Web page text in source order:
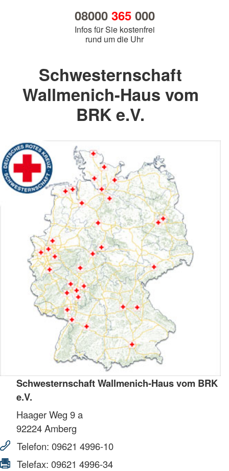
08000 365000
Infos für Sie kostenfrei
rund um die Uhr
Schwesternschaft
Wallmenich-Haus vom
BRK e.V.
Schwesternschaft Wallmenich-Haus vom BRK
e.V.
Haager Weg 9 a
92224Amberg
Telefon: 09621 4996-10
Telefax: 09621 4996-34